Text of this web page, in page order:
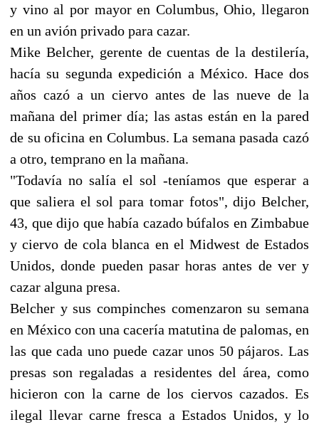
y vino al por mayor en Columbus, Ohio, llegaron
en un avión privado para cazar.
Mike Belcher, gerente de cuentas de la destilería,
hacía su segunda expedición a México. Hace dos
años cazó a un ciervo antes de las nueve de la
mañana del primer día; las astas están en la pared
de su oficina en Columbus. La semana pasada cazó
a otro, temprano en la mañana.
"Todavía no salía el sol -teníamos que esperar a
que saliera el sol para tomar fotos", dijo Belcher,
43, que dijo que había cazado búfalos en Zimbabue
y ciervo de cola blanca en el Midwest de Estados
Unidos, donde pueden pasar horas antes de ver y
cazar alguna presa.
Belcher y sus compinches comenzaron su semana
en México con una cacería matutina de palomas, en
las que cada uno puede cazar unos 50 pájaros. Las
presas son regaladas a residentes del área, como
hicieron con la carne de los ciervos cazados. Es
ilegal llevar carne fresca a Estados Unidos, y lo